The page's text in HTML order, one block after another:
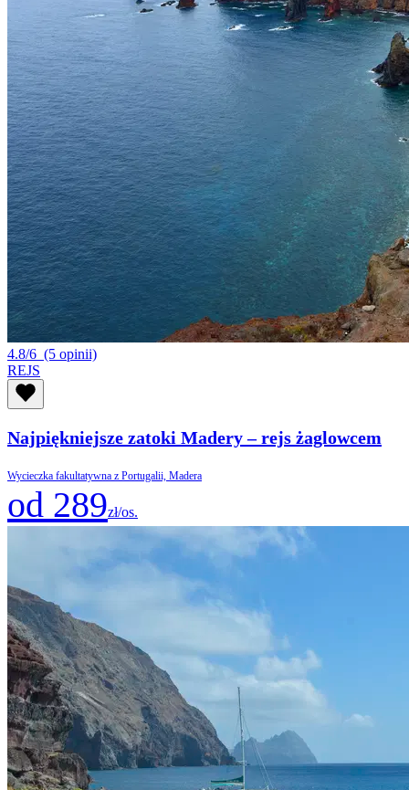
4.8/6 (5 opinii)
REJS
Najpiękniejsze zatoki Madery – rejs żaglowcem
Wycieczka fakultatywna z Portugalii, Madera
od 289zł/os.